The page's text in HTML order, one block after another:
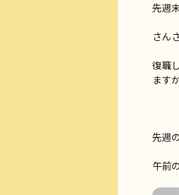
先週
さん
復職
ます
先週
午前